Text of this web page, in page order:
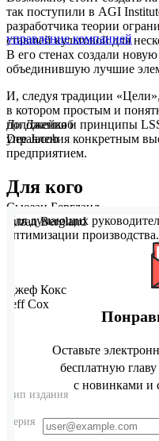
так поступили в AGI
разработчика теории
ставшей культовой для
В его стенах создали
объединившую лучшие
И, следуя традиции
в котором простым и
положения и принципы
управления конкретным
предприятием.
Для кого
Для думающих
оптимизации производства.
управление компанией
Ди Джейкоб
Dee Jacob
Сьюзан Бергланд
Suzan Bergland
Джеф Кокс
Jeff Cox
Тип издания
Серия
Оставьте
бесплатную
с новинками и